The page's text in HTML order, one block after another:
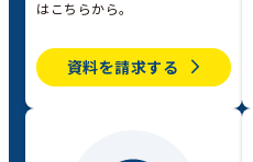
はこちらから。
資料を請求する